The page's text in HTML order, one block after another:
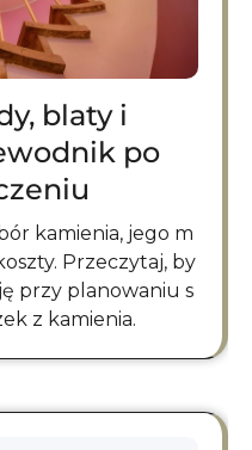
blaty i
po
Przeczytaj, by
przy planowaniu s
z kamienia.